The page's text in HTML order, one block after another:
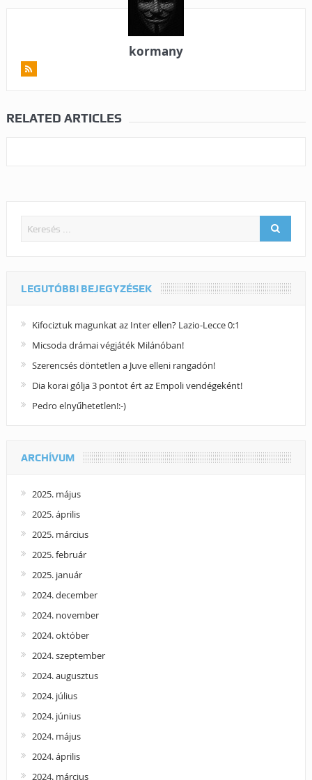
kormany
RELATED ARTICLES
LEGUTÓBBI BEJEGYZÉSEK
Kifociztuk magunkat az Inter ellen? Lazio-Lecce 0:1
Micsoda drámai végjáték Milánóban!
Szerencsés döntetlen a Juve elleni rangadón!
Dia korai gólja 3 pontot ért az Empoli vendégeként!
Pedro elnyűhetetlen!:-)
ARCHÍVUM
2025. május
2025. április
2025. március
2025. február
2025. január
2024. december
2024. november
2024. október
2024. szeptember
2024. augusztus
2024. július
2024. június
2024. május
2024. április
2024. március